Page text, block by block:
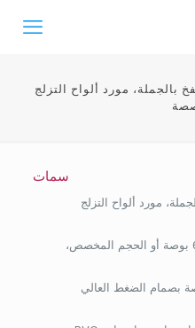
بالجملة، مورد ألواح التزلج
سمات
مورد ألواح التزلج
15 يومًا للإنتاج بالجملة، 11 × 33 × 6 بوصة أو الحجم المخصص،
بصمام الضغط العالي